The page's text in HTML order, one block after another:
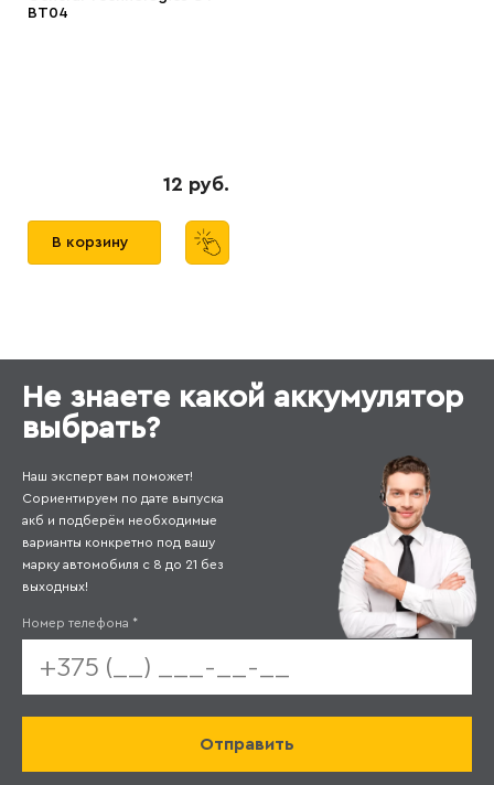
BT04
12 руб.
В корзину
Не знаете какой аккумулятор
выбрать?
Наш эксперт вам поможет!
Сориентируем по дате выпуска
акб и подберём необходимые
варианты конкретно под вашу
марку автомобиля с 8 до 21 без
выходных!
Номер телефона *